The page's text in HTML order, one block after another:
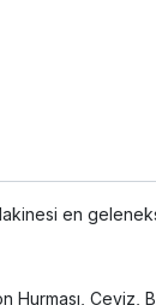
en
Hurması,